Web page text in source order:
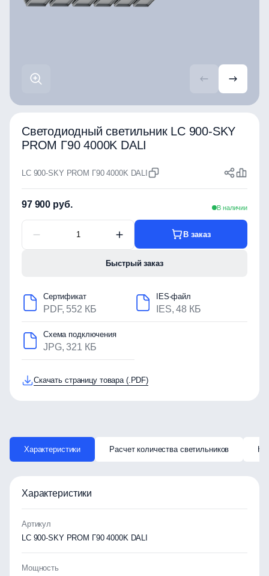
Светодиодный светильник LC 900-SKY
PROM Г90 4000K DALI
LC 900-SKY PROM Г90 4000K DALI
97 900 руб. В наличии
В заказ
Быстрый заказ
Сертификат
PDF, 552 КБ
IES-файл
IES, 48 КБ
Схема подключения
JPG, 321 КБ
Скачать страницу товара (.PDF)
Характеристики Расчет количества светильников
Характеристики
Артикул
LC 900-SKY PROM Г90 4000K DALI
Мощность